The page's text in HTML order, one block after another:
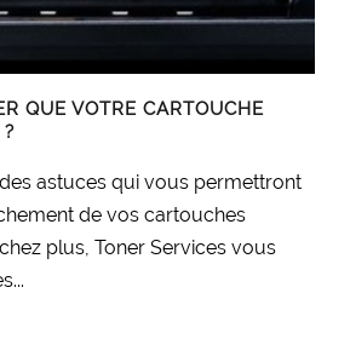
QUE VOTRE CARTOUCHE
?
astuces qui vous permettront
de vos cartouches
plus, Toner Services vous